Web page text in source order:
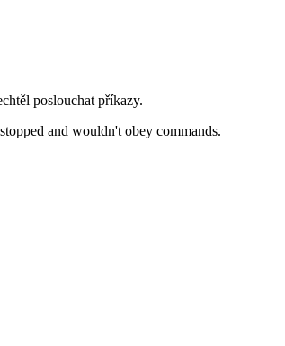
poslouchat příkazy.
and wouldn't obey commands.